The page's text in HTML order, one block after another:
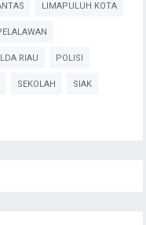
LIMAPULUH KOTA
RIAU POLISI
SEKOLAH SIAK